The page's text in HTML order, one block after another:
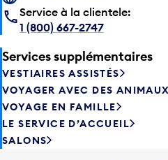
Service à la clientele:
1 (800) 667-2747
Services supplémentaires
VESTIAIRES ASSISTÉS
VOYAGER AVEC DES
VOYAGE EN FAMILLE
LE SERVICE D’ACCUEIL
SALONS